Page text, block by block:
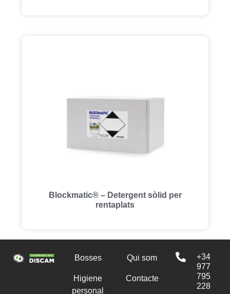
Blockmatic® – Detergent sòlid per
rentaplats
Bosses
Higiene
personal
Qui som
Contacte
+34
977
795
228